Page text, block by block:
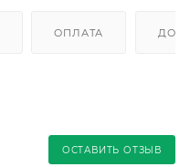
ОПЛАТА
ОСТАВИТЬ ОТЗЫВ